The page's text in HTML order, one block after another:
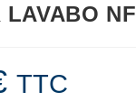
LAVABO NF
TTC